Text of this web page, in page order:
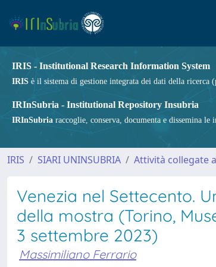
IRIS - Institutional Research Information System
IRIS è il sistema di gestione integrata dei dati della
IRInSubria - Institutional Repository Insubria
IRInSubria raccoglie, conserva, documenta e dissemina
IRIS SIARI UNINSUBRIA Attività collegate
Venezia nel Settecento.
della mostra (Torino,
3 settembre 2023)
Massimiliano Ferrario